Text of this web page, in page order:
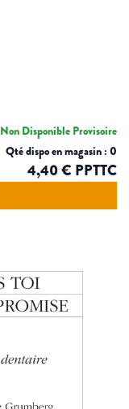
Non Disponible Provisoire
Qté dispo en magasin : 0
4,40 € PPTTC